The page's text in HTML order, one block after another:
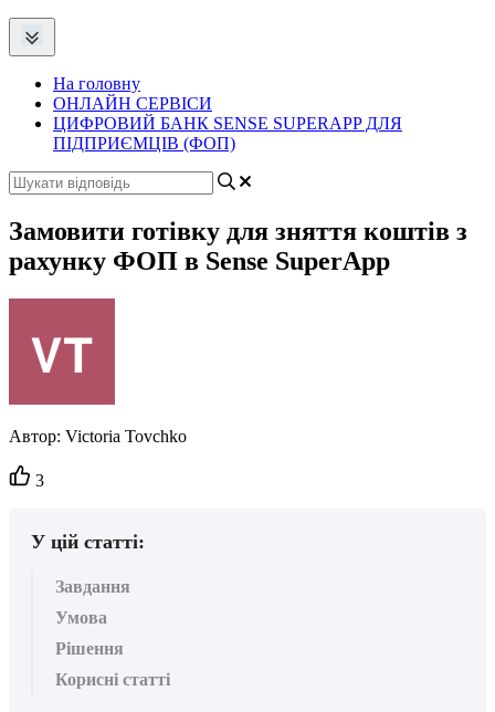
На головну
ОНЛАЙН СЕРВІСИ
ЦИФРОВИЙ БАНК SENSE SUPERAPP ДЛЯ
ПІДПРИЄМЦІВ (ФОП)
Замовити готівку для зняття коштів з
рахунку ФОП в Sense SuperApp
Автор: Victoria Tovchko
Кількість
вподобайок:
3
У цій статті:
Завдання
Умова
Рішення
Корисні статті